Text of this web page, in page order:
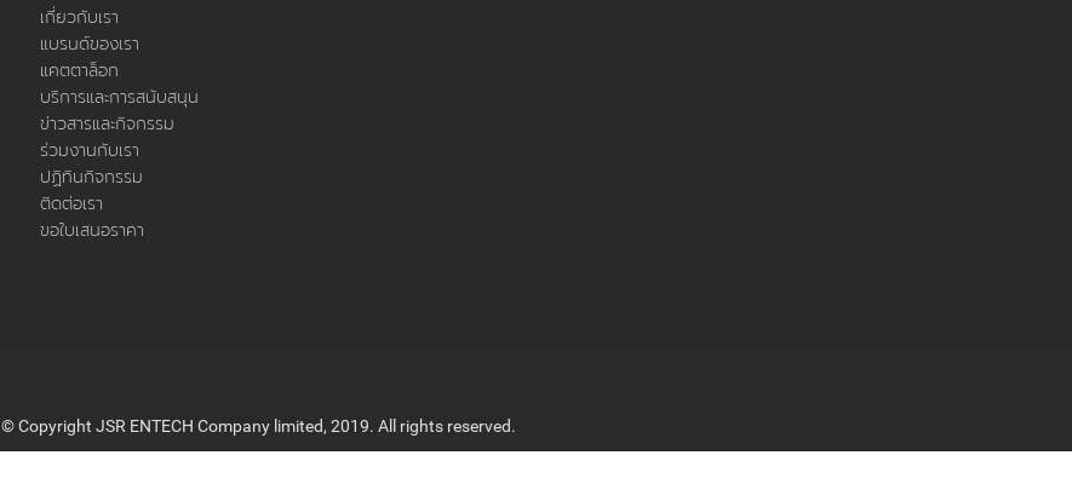
เกี่ยวกับเรา
แบรนด์ของเรา
แคตตาล็อก
บริการและการสนับสนุน
ข่าวสารและกิจกรรม
ร่วมงานกับเรา
ปฏิทินกิจกรรม
ติดต่อเรา
ขอใบเสนอราคา
© Copyright JSR ENTECH Company limited, 2019. All rights reserved.